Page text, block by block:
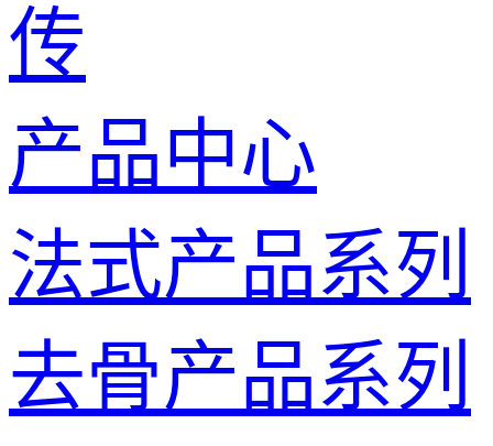
传
产品中心
法式产品系列
去骨产品系列